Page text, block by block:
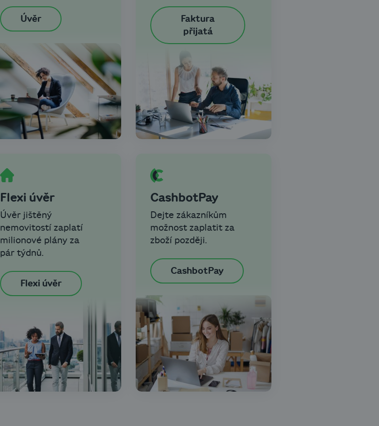
Úvěr
Faktura
přijatá
Flexi úvěr
Úvěr jištěný
nemovitostí zaplatí
milionové plány za
pár týdnů.
Flexi úvěr
CashbotPay
Dejte zákazníkům
možnost zaplatit za
zboží později.
CashbotPay